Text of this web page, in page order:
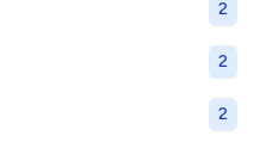
2
2
2